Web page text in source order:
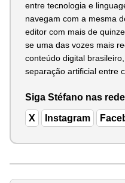
entre tecnologia e
navegam com a mesma
editor com mais de
se uma das vozes mais
conteúdo digital
separação artificial entre
Siga Stéfano nas
X Instagram